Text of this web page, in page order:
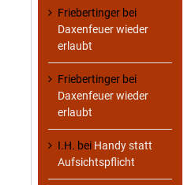
Friebertinger bei
Daxenfeuer wieder
erlaubt
Friebertinger bei
Daxenfeuer wieder
erlaubt
I.H. bei Handy statt
Aufsichtspflicht